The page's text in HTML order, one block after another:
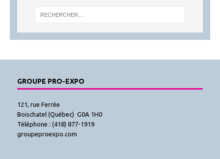
GROUPE PRO-EXPO
121, rue Ferrée
Boischatel (Québec) G0A 1H0
Téléphone : (418) 877-1919
groupeproexpo.com